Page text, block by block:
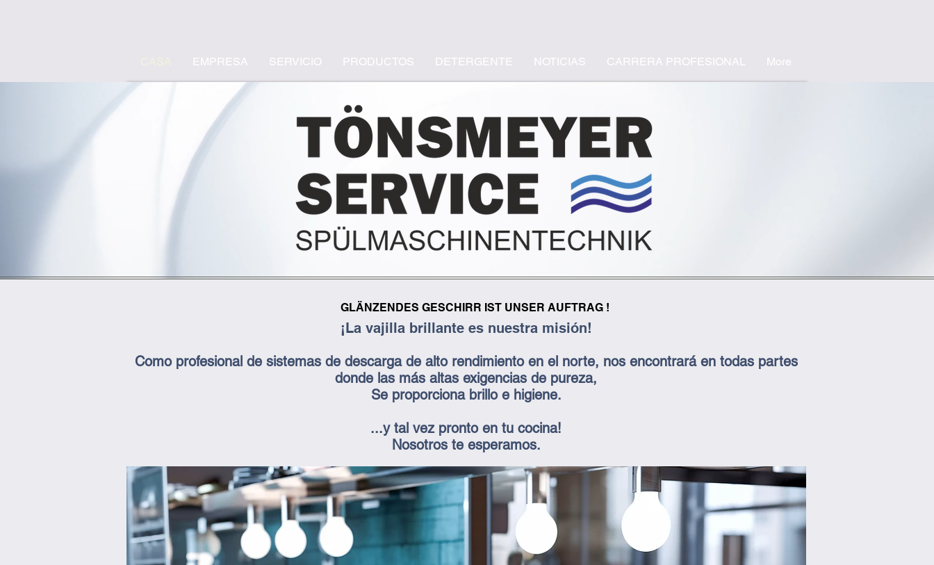
EMPRESA SERVICIO PRODUCTOS DETERGENTE NOTICIAS CARRERA PROFESIONAL More
GLÄNZENDES GESCHIRR IST UNSER AUFTRAG !
¡La vajilla brillante es nuestra misión!
Como profesional de sistemas de descarga de alto rendimiento en el norte, nos encontrará en todas partes
donde las más altas exigencias de pureza,
Se proporciona brillo e higiene.
...y tal vez pronto en tu cocina!
Nosotros te esperamos.